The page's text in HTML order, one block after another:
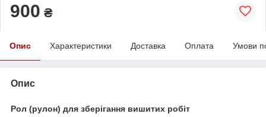
900 ₴
Опис Характеристики Доставка Оплата Умови
Опис
Рол (рулон) для зберігання вишитих робіт